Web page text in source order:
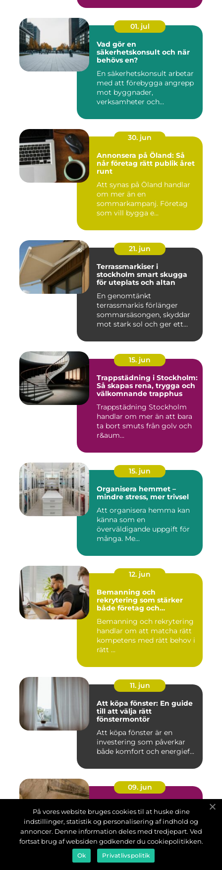
01. jul
Vad gör en
säkerhetskonsult och när
behövs en?
En säkerhetskonsult arbetar
med att förebygga angrepp
mot byggnader,
verksamheter och
30. jun
Annonsera på Öland: Så
når företag rätt publik året
runt
Att synas på Öland handlar
om mer än en
sommarkampanj. Företag
som vill bygga e...
21. jun
Terrassmarkiser i
stockholm smart skugga
för uteplats och altan
En genomtänkt
terrassmarkis förlänger
sommarsäsongen, skyddar
mot stark sol och ger ett
15. jun
Trappstädning i Stockholm:
Så skapas rena, trygga och
välkomnande trapphus
Trappstädning Stockholm
handlar om mer än att bara
ta bort smuts från golv och
r&aum...
15. jun
Organisera hemmet –
mindre stress, mer trivsel
Att organisera hemma kan
känna som en
överväldigande uppgift för
många. Me...
12. jun
Bemanning och
rekrytering som stärker
både företag och
Bemanning och rekrytering
handlar om att matcha rätt
kompetens med rätt behov i
rätt ...
11. jun
Att köpa fönster: En guide
till att välja rätt
fönstermontör
Att köpa fönster är en
investering som påverkar
både komfort och energief...
09. jun
Trygg och effektiv sanering
i äldre byggnader
Asbestsanering Borlänge är
ett område som blivit allt
viktigare i takt med att ä...
På vores website bruges cookies til at huske dine
indstillinger, statistik og personalisering af indhold og
annoncer. Denne information deles med tredjepart. Ved
fortsat brug af websiden godkender du cookiepolitikken.
Ok Privatlivspolitik